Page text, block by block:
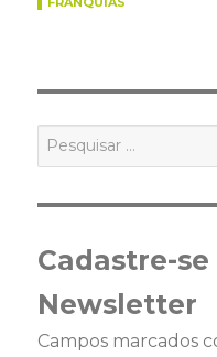
Pesquisar
por:
Cadastre-se
Newsletter
Campos marcados